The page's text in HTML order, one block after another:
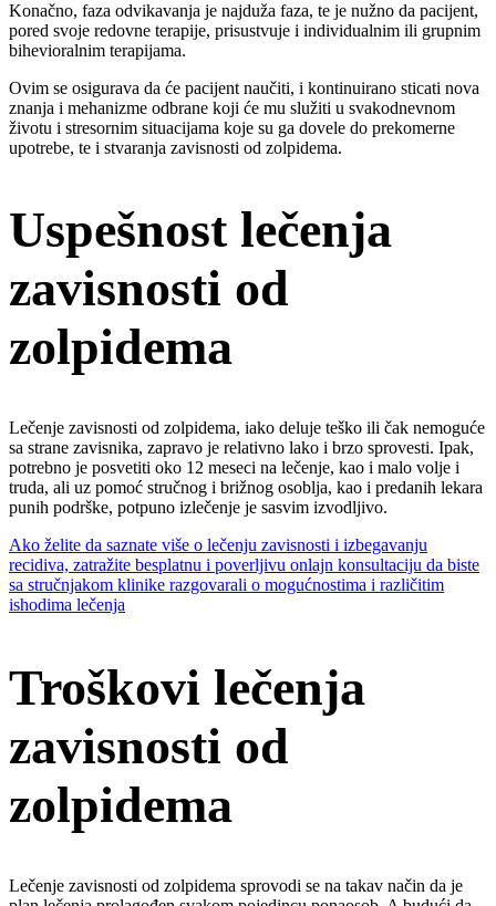
Konačno, faza odvikavanja je najduža faza, te je nužno da pacijent,
pored svoje redovne terapije, prisustvuje i individualnim ili grupnim
bihevioralnim terapijama.
Ovim se osigurava da će pacijent naučiti, i kontinuirano sticati nova
znanja i mehanizme odbrane koji će mu služiti u svakodnevnom
životu i stresornim situacijama koje su ga dovele do prekomerne
upotrebe, te i stvaranja zavisnosti od zolpidema.
Uspešnost lečenja
zavisnosti od
zolpidema
Lečenje zavisnosti od zolpidema, iako deluje teško ili čak nemoguće
sa strane zavisnika, zapravo je relativno lako i brzo sprovesti. Ipak,
potrebno je posvetiti oko 12 meseci na lečenje, kao i malo volje i
truda, ali uz pomoć stručnog i brižnog osoblja, kao i predanih lekara
punih podrške, potpuno izlečenje je sasvim izvodljivo.
Ako želite da saznate više o lečenju zavisnosti i izbegavanju
recidiva, zatražite besplatnu i poverljivu onlajn konsultaciju da biste
sa stručnjakom klinike razgovarali o mogućnostima i različitim
ishodima lečenja
Troškovi lečenja
zavisnosti od
zolpidema
Lečenje zavisnosti od zolpidema sprovodi se na takav način da je